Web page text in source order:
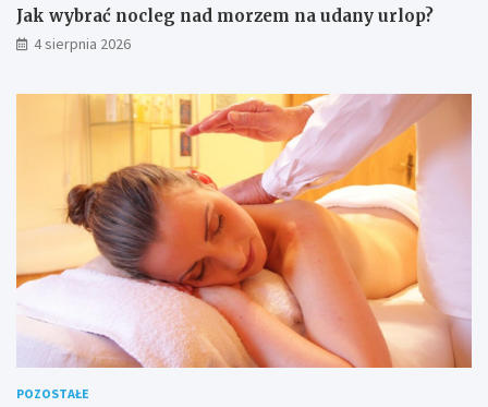
Jak wybrać nocleg nad morzem na udany urlop?
4 sierpnia 2026
POZOSTAŁE